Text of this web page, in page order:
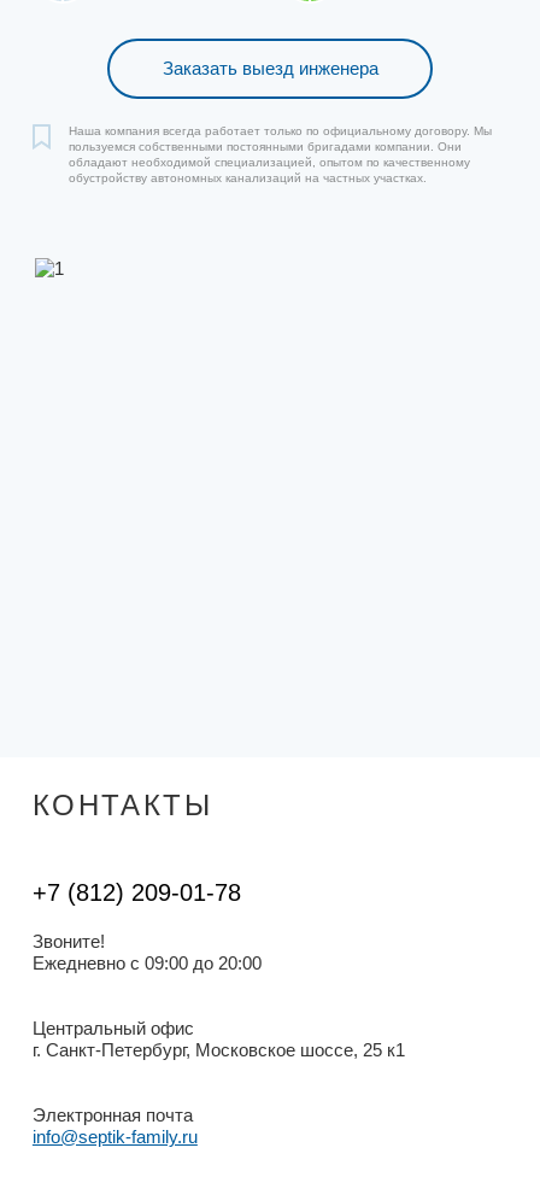
Заказать выезд инженера
Наша компания всегда работает только по официальному договору. Мы
пользуемся собственными постоянными бригадами компании. Они
обладают необходимой специализацией, опытом по качественному
обустройству автономных канализаций на частных участках.
КОНТАКТЫ
+7 (812) 209-01-78
Звоните!
Ежедневно с 09:00 до 20:00
Центральный офис
г. Санкт-Петербург, Московское шоссе, 25 к1
Электронная почта
info@septik-family.ru